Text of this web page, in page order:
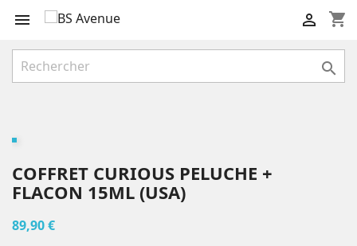
 shopping_cart


COFFRET CURIOUS PELUCHE +
FLACON 15ML (USA)
89,90 €